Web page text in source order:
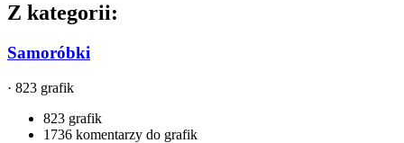
Z kategorii:
Samoróbki
· 823 grafik
823 grafik
1736 komentarzy do grafik